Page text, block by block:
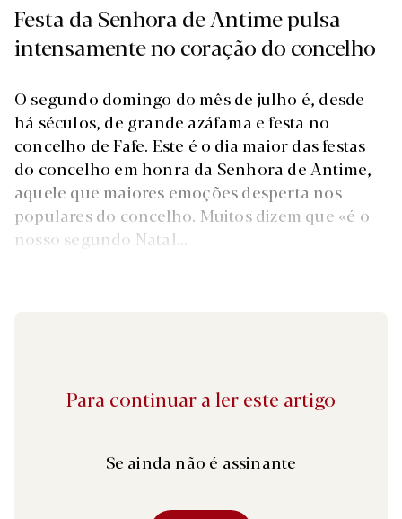
Festa da Senhora de Antime pulsa
intensamente no coração do concelho
O segundo domingo do mês de julho é, desde
há séculos, de grande azáfama e festa no
concelho de Fafe. Este é o dia maior das festas
do concelho em honra da Senhora de Antime,
aquele que maiores emoções desperta nos
populares do concelho. Muitos dizem que «é o
nosso segundo Natal...
Para continuar a ler este artigo
Se ainda não é assinante